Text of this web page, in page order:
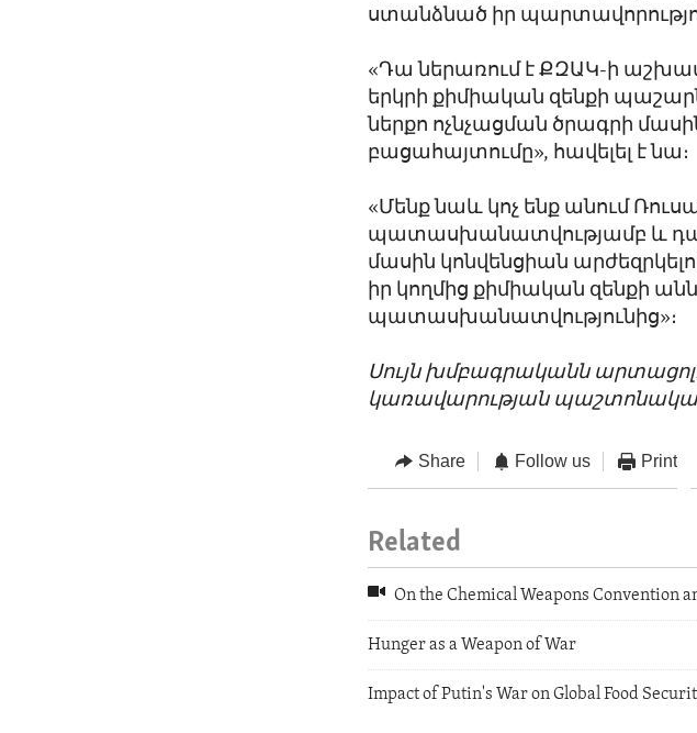
ստանձնած իր
«Դա ներառում է ՔԶԱԿ-ի
երկրի քիմիական զենքի
ներքո ոչնչացման ծրագրի
բացահայտումը», հավելել է նա։
«Մենք նաև կոչ ենք անում
պատասխանատվությամբ և
մասին կոնվենցիան
իր կողմից քիմիական զենքի
պատասխանատվությունից»։
Սույն խմբագրականն
կառավարության պաշտոնական
Share Follow us Print
Related
On the Chemical Weapons Convention
Hunger as a Weapon of War
Impact of Putin's War on Global Food